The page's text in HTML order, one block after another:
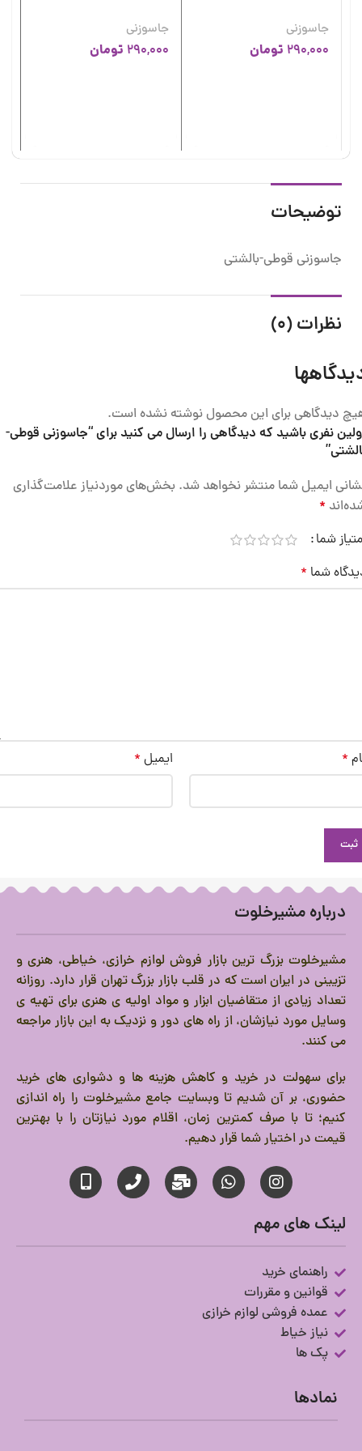
جاسوزنی
290,000 تومان
جاسوزنی
290,000 تومان
توضیحات
جاسوزنی قوطی-بالشتی
نظرات (0)
دیدگاهی برای این محصول نوشته نشده است.
نفری باشید که دیدگاهی را ارسال می کنید برای “جاسوزنی قوطی-
ایمیل شما منتشر نخواهد شد. بخش‌های موردنیاز علامت‌گذاری
*
شما
شما *
* ایمیل *
درباره مشیرخلوت
مشیرخلوت بزرگ ترین بازار فروش لوازم خرازی، خیاطی، هنری و
تزیینی در ایران است که در قلب بازار بزرگ تهران قرار دارد. روزانه
تعداد زیادی از متقاضیان ابزار و مواد اولیه ی هنری برای تهیه ی
وسایل مورد نیازشان، از راه های دور و نزدیک به این بازار مراجعه
می کنند.
برای سهولت در خرید و کاهش هزینه ها و دشواری های خرید
حضوری، بر آن شدیم تا وبسایت جامع مشیرخلوت را راه اندازی
کنیم؛ تا با صرف کمترین زمان، اقلام مورد نیازتان را با بهترین
قیمت در اختیار شما قرار دهیم.
لینک های مهم
راهنمای خرید
قوانین و مقررات
عمده فروشی لوازم خرازی
نیاز خیاط
پک ها
نمادها